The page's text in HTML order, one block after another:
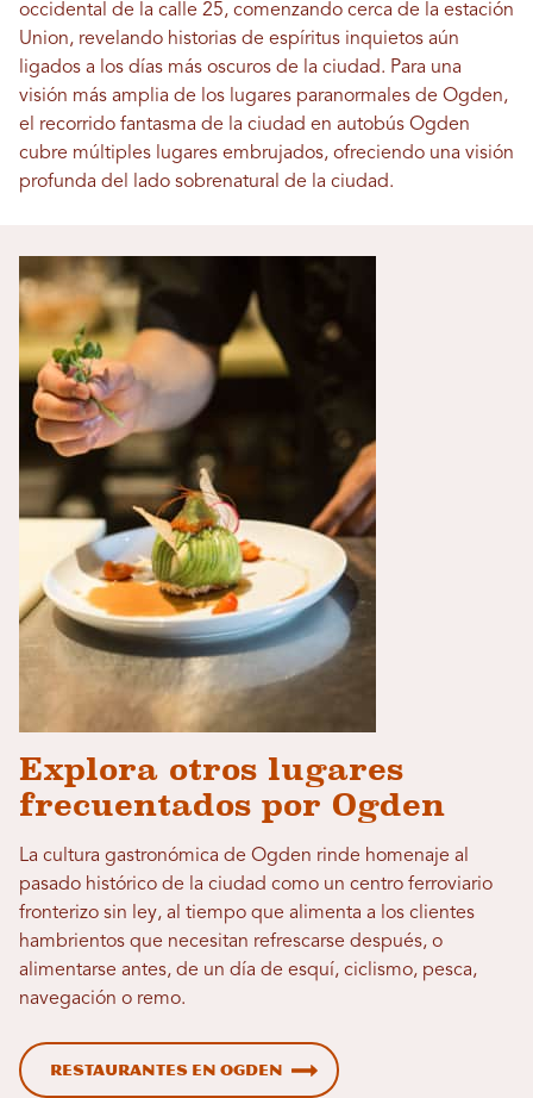
occidental de la calle 25, comenzando cerca de la estación
Union, revelando historias de espíritus inquietos aún
ligados a los días más oscuros de la ciudad. Para una
visión más amplia de los lugares paranormales de Ogden,
el recorrido fantasma de la ciudad en autobús Ogden
cubre múltiples lugares embrujados, ofreciendo una visión
profunda del lado sobrenatural de la ciudad.
Explora otros lugares
frecuentados por Ogden
La cultura gastronómica de Ogden rinde homenaje al
pasado histórico de la ciudad como un centro ferroviario
fronterizo sin ley, al tiempo que alimenta a los clientes
hambrientos que necesitan refrescarse después, o
alimentarse antes, de un día de esquí, ciclismo, pesca,
navegación o remo.
Restaurantes en Ogden